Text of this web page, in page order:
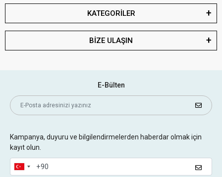
KATEGORİLER
BİZE ULAŞIN
E-Bülten
Kampanya, duyuru ve bilgilendirmelerden haberdar olmak için
kayıt olun.